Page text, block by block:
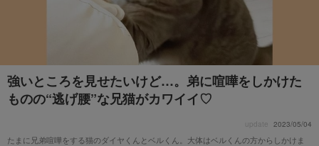
強いところを見せたいけど…。弟に喧嘩をしかけた
ものの“逃げ腰”な兄猫がカワイイ♡
update 2023/05/04
たまに兄弟喧嘩をする猫のダイヤくんとベルくん。大体はベルくんの方からしかけま